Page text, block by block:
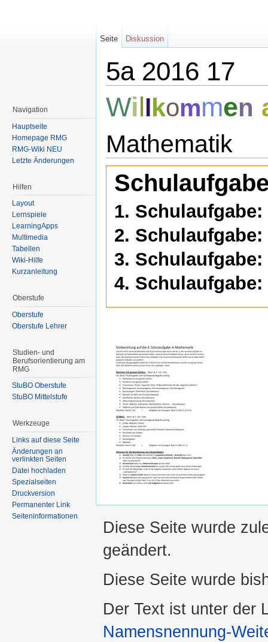
5a 2016 17
Willkommen
Mathematik
1. Schulaufgabe:
2. Schulaufgabe:
3. Schulaufgabe:
4. Schulaufgabe:
Seite Diskussion
Navigation
Hauptseite
Homepage RMG
RMG-Wiki NEU
Letzte Änderungen
Hilfen
Layout
Lernspiele
LearningApps
Multimedia
Tabellen
Wiki-Hilfe
Kurzanleitung
Oberstufe
Oberstufe
Oberstufe Lehrer
Studien- und
Berufsorientierung am
RMG
StuBO Oberstufe
StuBO Mittelstufe
Werkzeuge
Links auf diese Seite
Änderungen an
verlinkten Seiten
Datei hochladen
Spezialseiten
Druckversion
Permanenter Link
Seiteninformationen
Diese Seite wurde
geändert.
Diese Seite wurde
Der Text ist unter der
Namensnennung-